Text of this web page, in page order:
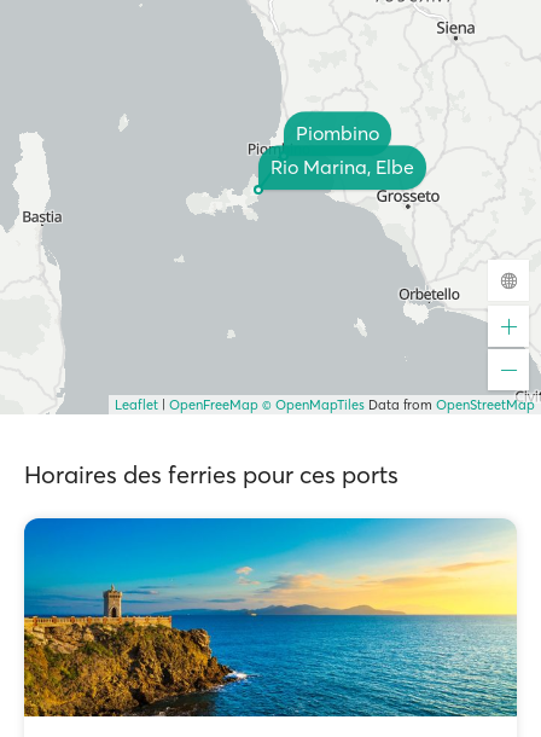
Piombino
Rio Marina, Elbe
Leaflet OpenFreeMap © OpenMapTiles Data from OpenStreetMap
Horaires des ferries pour ces ports